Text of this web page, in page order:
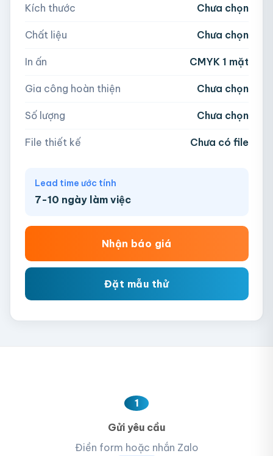
5,000
Hoặc nhập số lượng:
− + hộp
AI, PDF, EPS, PSD, PNG, JPG (tối đa 50MB)
Kích thước Chưa chọn
Chất liệu Chưa chọn
In ấn CMYK 1 mặt
Gia công hoàn thiện Chưa chọn
Số lượng Chưa chọn
File thiết kế Chưa có file
Lead time ước tính
7-10 ngày làm việc
Nhận báo giá
Đặt mẫu thử
1
Gửi yêu cầu
Điền form hoặc nhắn Zalo